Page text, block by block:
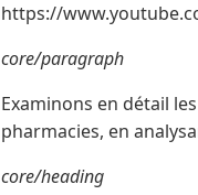
https://
core/paragraph
Examinons en détail
pharmacies, en
core/heading